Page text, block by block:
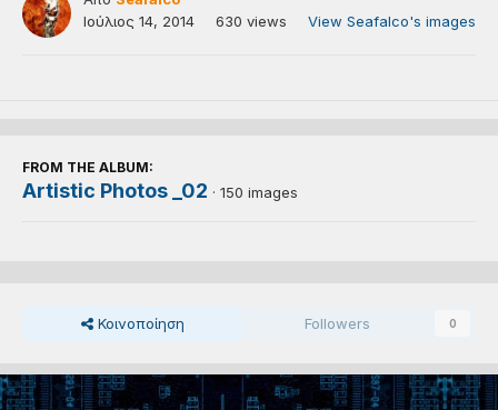
Ιούλιος 14, 2014
630 views View Seafalco's images
FROM THE ALBUM:
Artistic Photos _02 · 150 images
Κοινοποίηση Followers 0